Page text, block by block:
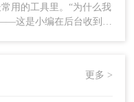
文件进行转换。
用的工具里。“为什么我
这是小编在后台收到最
更多 >